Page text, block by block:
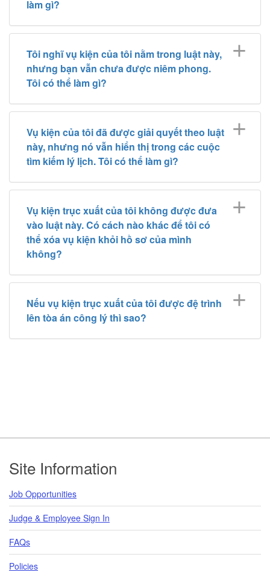
làm gì?
Tôi nghĩ vụ kiện của tôi nằm trong luật này,
nhưng bạn vẫn chưa được niêm phong.
Tôi có thể làm gì?
Vụ kiện của tôi đã được giải quyết theo luật
này, nhưng nó vẫn hiển thị trong các cuộc
tìm kiếm lý lịch. Tôi có thể làm gì?
Vụ kiện trục xuất của tôi không được đưa
vào luật này. Có cách nào khác để tôi có
thể xóa vụ kiện khỏi hồ sơ của mình
không?
Nếu vụ kiện trục xuất của tôi được đệ trình
lên tòa án công lý thì sao?
Footer
Site Information
Job Opportunities
Judge & Employee Sign In
FAQs
Policies